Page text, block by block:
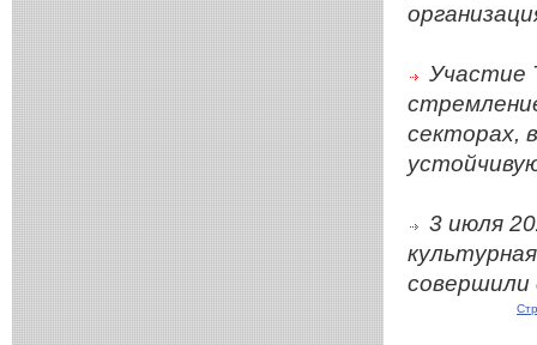
Участие
секторах,
3 июля
совершили